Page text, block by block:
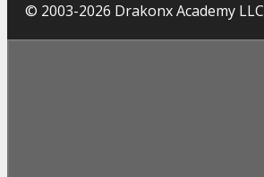
© 2003-2026 Drakonx Academy LLC